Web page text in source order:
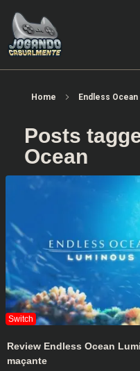
Home Endless Ocean
Posts
Ocean
Review Endless Ocean
maçante